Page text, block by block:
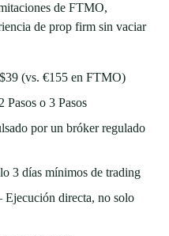
de FTMO,
de prop firm sin vaciar
(vs. €155 en FTMO)
Pasos o 3 Pasos
por un bróker regulado
3 días mínimos de trading
directa, no solo